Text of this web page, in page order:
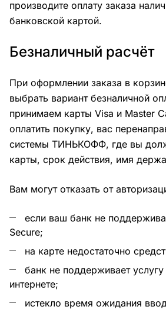
производите оплату заказа
банковской картой.
Безналичный расчёт
При оформлении заказа в
выбрать вариант безналичной
принимаем карты Visa и Master
оплатить покупку, вас
системы ТИНЬКОФФ, где вы
карты, срок действия, имя
Вам могут отказать от
если ваш банк не
Secure;
на карте недостаточно
банк не поддерживает
интернете;
истекло время ожидания